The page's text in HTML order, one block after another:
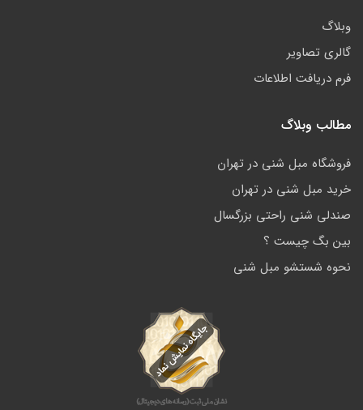
وبلاگ
گالری تصاویر
فرم دریافت اطلاعات
مطالب وبلاگ
فروشگاه مبل شنی در تهران
خرید مبل شنی در تهران
صندلی شنی راحتی بزرگسال
بین بگ چیست ؟
نحوه شستشو مبل شنی